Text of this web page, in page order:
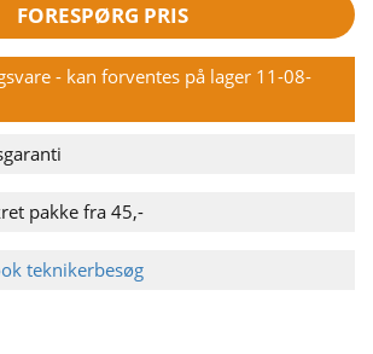
FORESPØRG PRIS
- kan forventes på lager 11-08-
pakke fra 45,-
teknikerbesøg